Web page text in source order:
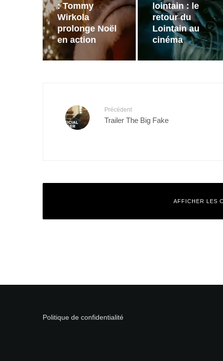
: Tommy
Wirkola
prolonge Noël
en action
lointain : le
retour du
Lointain au
cinéma
Précédent
Trailer The Big Fake
AFFICHER LES
Politique de confidentialité